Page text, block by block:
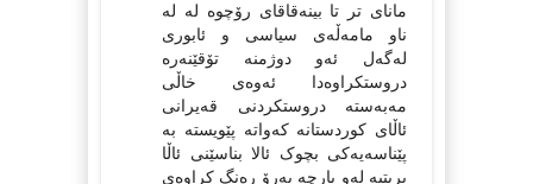
مانای تر تا بینەقاقای رۆچوە لە لە
ناو مامەڵەی سیاسی و ئابوری
لەگەل ئەو دوژمنە تۆقێنەرە
دروستکراوەدا ئەوەی خاڵی
مەبەستە دروستکردنی قەیرانی
ئاڵای کوردستانە کەواتە پێویستە بە
پێناسەیەکی بچوک ئالا بناسێنی ئاڵا
بریتیە لەو پارچە پەرۆ رەنگ کراوەی